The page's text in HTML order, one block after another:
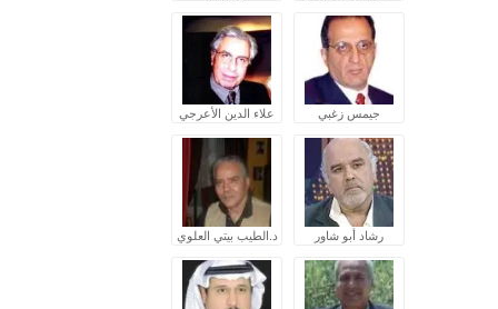
جيمس زغبي علاء الدين الأعرجي
رشاد أبو شاور د.الطيب بيتي العلوي